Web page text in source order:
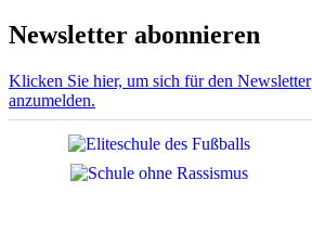
Newsletter abonnieren
Klicken Sie hier, um sich für den Newsletter
anzumelden.